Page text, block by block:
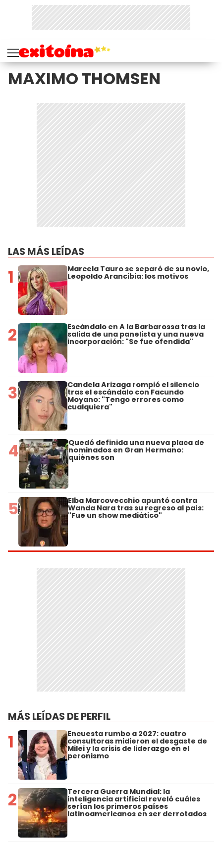
MAXIMO THOMSEN
LAS MÁS LEÍDAS
1 Marcela Tauro se separó de su novio,
Leopoldo Arancibia: los motivos
2 Escándalo en A la Barbarossa tras la
salida de una panelista y una nueva
incorporación: "Se fue ofendida"
3 Candela Arizaga rompió el silencio
tras el escándalo con Facundo
Moyano: "Tengo errores como
cualquiera"
4 Quedó definida una nueva placa de
nominados en Gran Hermano:
quiénes son
5 Elba Marcovecchio apuntó contra
Wanda Nara tras su regreso al país:
"Fue un show mediático"
MÁS LEÍDAS DE PERFIL
1 Encuesta rumbo a 2027: cuatro
consultoras midieron el desgaste de
Milei y la crisis de liderazgo en el
peronismo
2 Tercera Guerra Mundial: la
inteligencia artificial reveló cuáles
serían los primeros países
latinoamericanos en ser derrotados